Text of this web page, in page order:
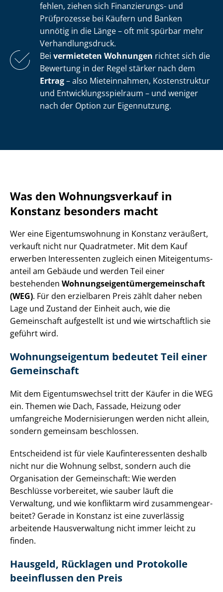
fehlen, ziehen sich Finanzierungs- und
Prüfprozesse bei Käufern und Banken
unnötig in die Länge – oft mit spürbar mehr
Ver­hand­lungs­druck.
Bei vermieteten Wohnungen richtet sich die
Bewertung in der Regel stärker nach dem
Ertrag– also Mieteinnahmen, Kostenstruktur
und Ent­wick­lungs­spiel­raum – und weniger
nach der Option zur Eigennutzung.
Was den Wohnungsverkauf in
Konstanz besonders macht
Wer eine Ei­gen­tums­woh­nung in Konstanz veräußert,
verkauft nicht nur Quadratmeter. Mit dem Kauf
erwerben Interessenten zugleich einen Mit­ei­gen­tums­
an­teil am Gebäude und werden Teil einer
bestehenden Woh­nungs­ei­gen­tü­mer­ge­mein­schaft
(WEG). Für den erzielbaren Preis zählt daher neben
Lage und Zustand der Einheit auch, wie die
Gemeinschaft aufgestellt ist und wie wirtschaftlich sie
geführt wird.
Woh­nungs­ei­gen­tum bedeutet Teil einer
Gemeinschaft
Mit dem Ei­gen­tums­wech­sel tritt der Käufer in die WEG
ein. Themen wie Dach, Fassade, Heizung oder
umfangreiche Mo­der­ni­sie­run­gen werden nicht allein,
sondern gemeinsam beschlossen.
Entscheidend ist für viele Kauf­in­ter­es­sen­ten deshalb
nicht nur die Wohnung selbst, sondern auch die
Organisation der Gemeinschaft: Wie werden
Beschlüsse vorbereitet, wie sauber läuft die
Verwaltung, und wie konfliktarm wird zu­sam­men­ge­ar­
bei­tet? Gerade in Konstanz ist eine zuverlässig
arbeitende Hausverwaltung nicht immer leicht zu
finden.
Hausgeld, Rücklagen und Protokolle
beeinflussen den Preis